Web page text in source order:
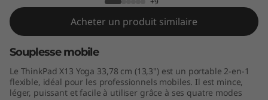
Acheter un produit similaire
Souplesse mobile
Le ThinkPad X13 Yoga 33,78 cm (13,3") est un portable 2-en-1
flexible, idéal pour les professionnels mobiles. Il est mince,
léger, puissant et facile à utiliser grâce à ses quatre modes